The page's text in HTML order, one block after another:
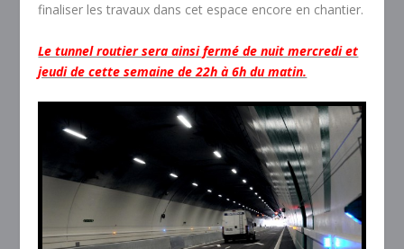
finaliser les travaux dans cet espace encore en chantier.
Le tunnel routier sera ainsi fermé de nuit mercredi et
jeudi de cette semaine de 22h à 6h du matin.